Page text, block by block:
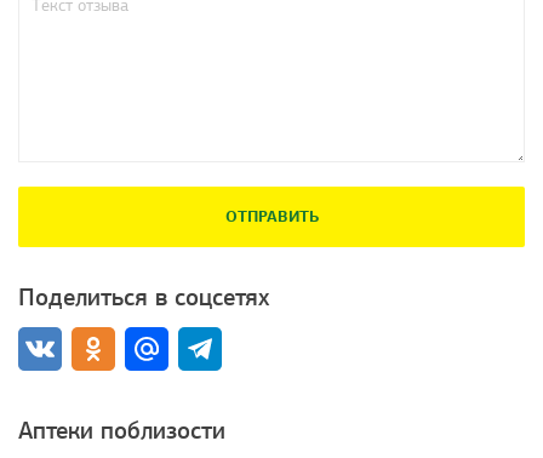
ОТПРАВИТЬ
Поделиться в соцсетях
Аптеки поблизости